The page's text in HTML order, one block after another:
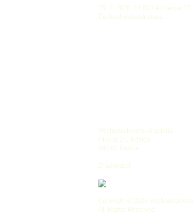
23. 2. 2020, 14:00 / Alžbetina
Československá stopa
Východoslovenská galéria
Hlavná 27, Košice
040 01 Košice
Zriaďovateľ:
Copyright © 2026
All Rights Reserved.